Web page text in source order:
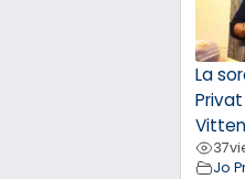
La
37
Jo